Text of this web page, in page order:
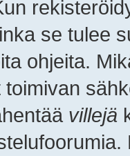
se tulee
ohjeita.
villejä